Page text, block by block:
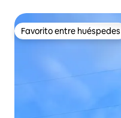
Favorito entre huéspedes
Favorito entre huéspedes